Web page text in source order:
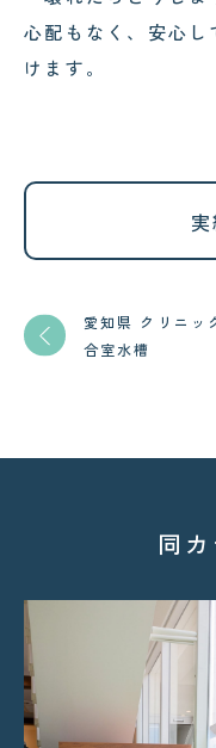
心配もなく、安心
けます。
愛知県 クリニッ
合室水槽
同